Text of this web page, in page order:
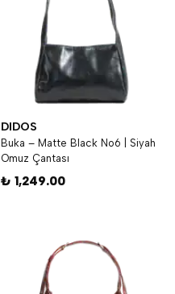
DIDOS
Buka – Matte Black No6 | Siyah
Omuz Çantası
₺ 1,249.00